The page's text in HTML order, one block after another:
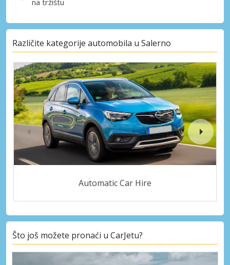
na tržištu
Različite kategorije automobila u Salerno
Automatic Car Hire
Što još možete pronaći u CarJetu?